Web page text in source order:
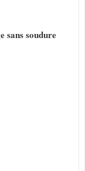
sans soudure